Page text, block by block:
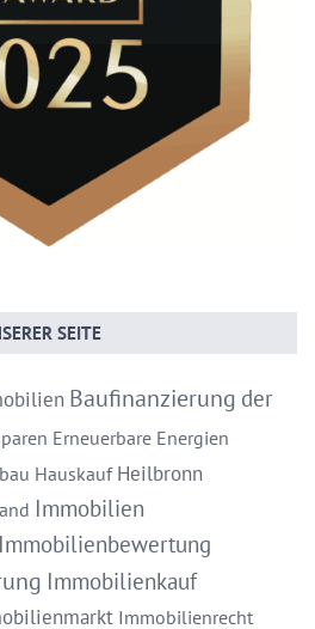
SEITE
Baufinanzierung der
Erneuerbare Energien
Hauskauf Heilbronn
Immobilien
Immobilienbewertung
Immobilienkauf
Immobilienrecht